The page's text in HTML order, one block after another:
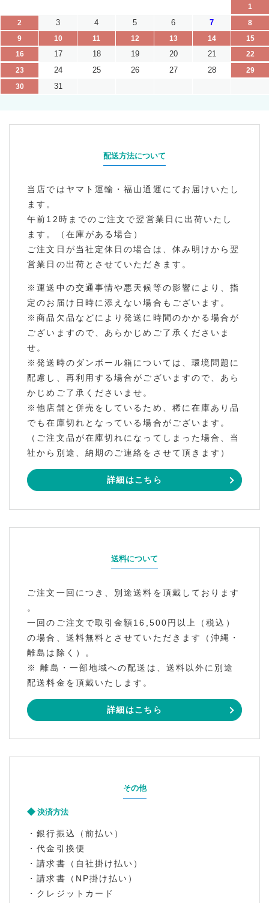
1
2
3 4 5 6 7
8
9
10 11 12 13 14
15
16
17 18 19 20 21
22
23
24 25 26 27 28
29
30
31
配送方法について
当店ではヤマト運輸・福山通運にてお届けいたし
ます。
午前12時までのご注文で翌営業日に出荷いたし
ます。（在庫がある場合）
ご注文日が当社定休日の場合は、休み明けから翌
営業日の出荷とさせていただきます。
※運送中の交通事情や悪天候等の影響により、指
定のお届け日時に添えない場合もございます。
※商品欠品などにより発送に時間のかかる場合が
ございますので、あらかじめご了承くださいま
せ。
※発送時のダンボール箱については、環境問題に
配慮し、再利用する場合がございますので、あら
かじめご了承くださいませ。
※他店舗と併売をしているため、稀に在庫あり品
でも在庫切れとなっている場合がございます。
（ご注文品が在庫切れになってしまった場合、当
社から別途、納期のご連絡をさせて頂きます）
詳細はこちら
送料について
ご注文一回につき、別途送料を頂戴しております
。
一回のご注文で取引金額16,500円以上（税込）
の場合、送料無料とさせていただきます（沖縄・
離島は除く）。
※ 離島・一部地域への配送は、送料以外に別途
配送料金を頂戴いたします。
詳細はこちら
その他
決済方法
・銀行振込（前払い）
・代金引換便
・請求書（自社掛け払い）
・請求書（NP掛け払い）
・クレジットカード